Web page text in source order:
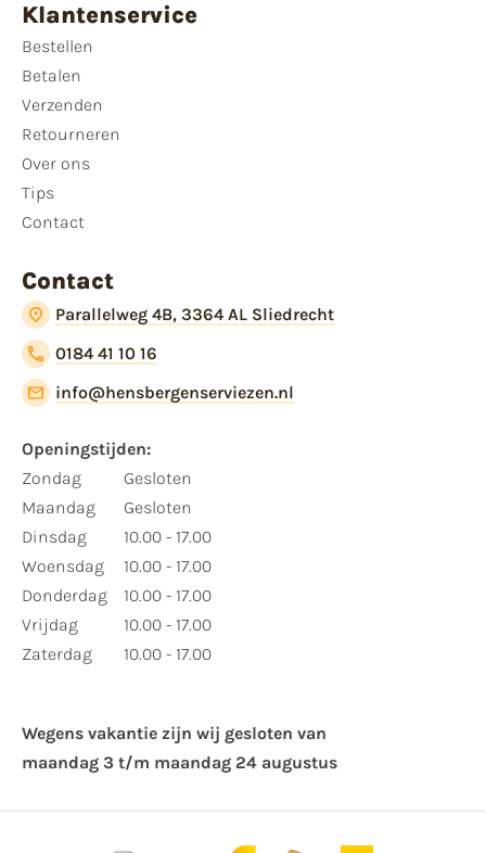
Klantenservice
Bestellen
Betalen
Verzenden
Retourneren
Over ons
Tips
Contact
Contact
Parallelweg 4B, 3364 AL Sliedrecht
0184 41 10 16
info@hensbergenserviezen.nl
Openingstijden:
Zondag
Maandag
Dinsdag
Woensdag
Donderdag
Vrijdag
Zaterdag
Gesloten
Gesloten
10.00 - 17.00
10.00 - 17.00
10.00 - 17.00
10.00 - 17.00
10.00 - 17.00
Wegens vakantie zijn wij gesloten van ​
maandag 3 t/m maandag 24 augustus